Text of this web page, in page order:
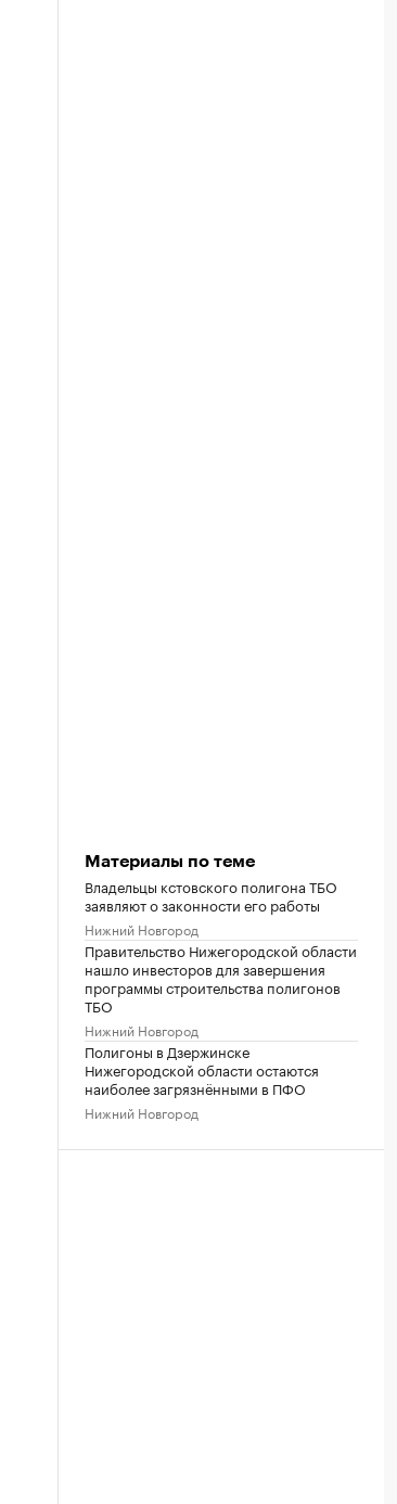
Материалы по теме
Владельцы кстовского полигона ТБО
заявляют о законности его работы
Нижний Новгород
Правительство Нижегородской области
нашло инвесторов для завершения
программы строительства полигонов
ТБО
Нижний Новгород
Полигоны в Дзержинске
Нижегородской области остаются
наиболее загрязнёнными в ПФО
Нижний Новгород